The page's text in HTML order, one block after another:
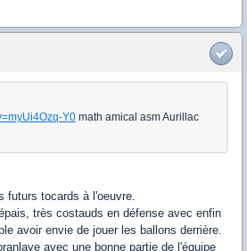
Y0 math amical asm Aurillac
futurs tocards à l'oeuvre.
très costauds en défense avec enfin
avoir envie de jouer les ballons derrière.
avec une bonne partie de l'équipe